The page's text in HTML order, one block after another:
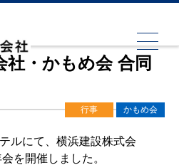
社・かもめ会 合同
行事
かもめ会
ルにて、横浜建設株式会
を開催しました。